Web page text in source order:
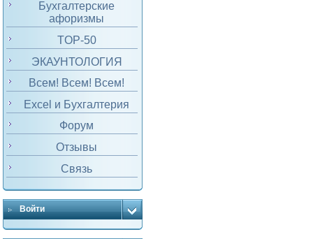
Бухгалтерские
афоризмы
TOP-50
ЭКАУНТОЛОГИЯ
Всем! Всем! Всем!
Excel и Бухгалтерия
Форум
Отзывы
Связь
Войти